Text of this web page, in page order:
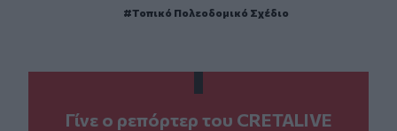
Τοπικό Πολεοδομικό Σχέδιο
Γίνε ο ρεπόρτερ του CRETALIVE